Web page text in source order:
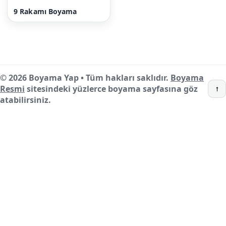
9 Rakamı Boyama
© 2026 Boyama Yap • Tüm hakları saklıdır. Boyama
Resmi sitesindeki yüzlerce boyama sayfasına göz
atabilirsiniz.
↑